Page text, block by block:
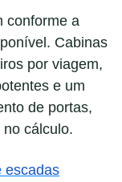
conforme a
Cabinas
por viagem,
e um
de portas,
cálculo.
escadas